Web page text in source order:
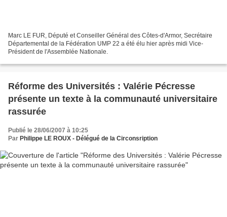
Marc LE FUR, Député et Conseiller Général des Côtes-d'Armor, Secrétaire
Départemental de la Fédération UMP 22 a été élu hier après midi Vice-
Président de l'Assemblée Nationale.
Réforme des Universités : Valérie Pécresse
présente un texte à la communauté universitaire
rassurée
Publié le 28/06/2007 à 10:25
Par Philippe LE ROUX - Délégué de la Circonsription